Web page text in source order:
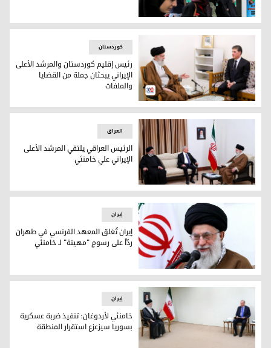
لجنة الانتخابات الإيرانية تعلن تقدّم جليلي وبزشكيان في النتائج
رئيس إقليم كوردستان نيجيرفان بارزاني والمرشد الأعلى
کوردستان
رئيس إقليم كوردستان والمرشد الأعلى
الإيراني يبحثان جملة من القضايا
والملفات
الرئيس العراقي يلتقي المرشد الأعلى الإيراني علي خامنئي
العراق
الرئيس العراقي يلتقي المرشد الأعلى
الإيراني علي خامنئي
المرشد الأعلى الإيراني علي خامنئي
إيران
إيران تُغلق المعهد الفرنسي في طهران
ردّاً على رسومٍ "مهينة" لـ خامنئي
إيران
خامنئي لأردوغان: تنفيذ ضربة عسكرية
بسوريا سيزعزع استقرار المنطقة